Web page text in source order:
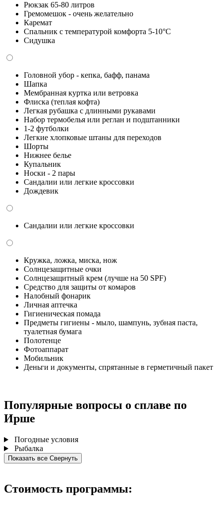
Рюкзак 65-80 литров
Гремомешок - очень желательно
Каремат
Спальник с температурой комфорта 5-10°С
Сидушка
Головной убор - кепка, бафф, панама
Шапка
Мембранная куртка или ветровка
Флиска (теплая кофта)
Легкая рубашка с длинными рукавами
Набор термобелья или реглан и подштанники
1-2 футболки
Легкие хлопковые штаны для переходов
Шорты
Нижнее белье
Купальник
Носки - 2 пары
Сандалии или легкие кроссовки
Дождевик
Сандалии или легкие кроссовки
Кружка, ложка, миска, нож
Солнцезащитные очки
Солнцезащитный крем (лучше на 50 SPF)
Средство для защиты от комаров
Налобный фонарик
Личная аптечка
Гигиеническая помада
Предметы гигиены - мыло, шампунь, зубная паста,
туалетная бумага
Полотенце
Фотоаппарат
Мобильник
Деньги и документы, спрятанные в герметичный пакет
Популярные вопросы о сплаве по
Ирше
Погодные условия
Рыбалка
Показать все Свернуть
Стоимость программы: